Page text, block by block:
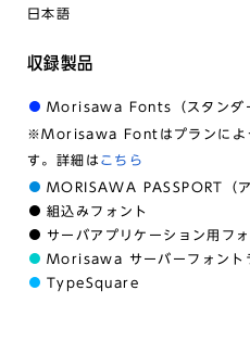
日本語
収録製品
Morisawa Fonts（スタンダ
※Morisawa Fontはプランによ
す。詳細は こちら
MORISAWA PASSPORT（ア
組込みフォント
サーバアプリケーション用フ
Morisawa サーバーフォント
TypeSquare